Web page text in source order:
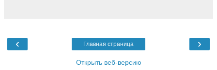
‹ ›
Главная страница
Открыть веб-версию